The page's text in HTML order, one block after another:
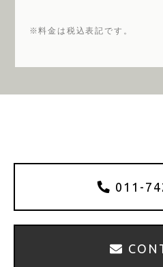
※料金は税込表記です。
011-